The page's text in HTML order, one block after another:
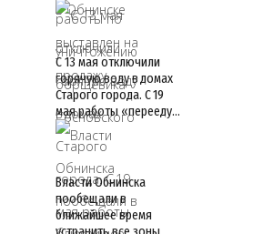
С 13 мая отключили
горячую воду в домах
Старого города. С 19
мая работы «перееду…
Власти Обнинска
пообещали в
ближайшее время